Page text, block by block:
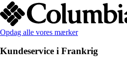
Opdag alle vores mærker
Kundeservice i Frankrig